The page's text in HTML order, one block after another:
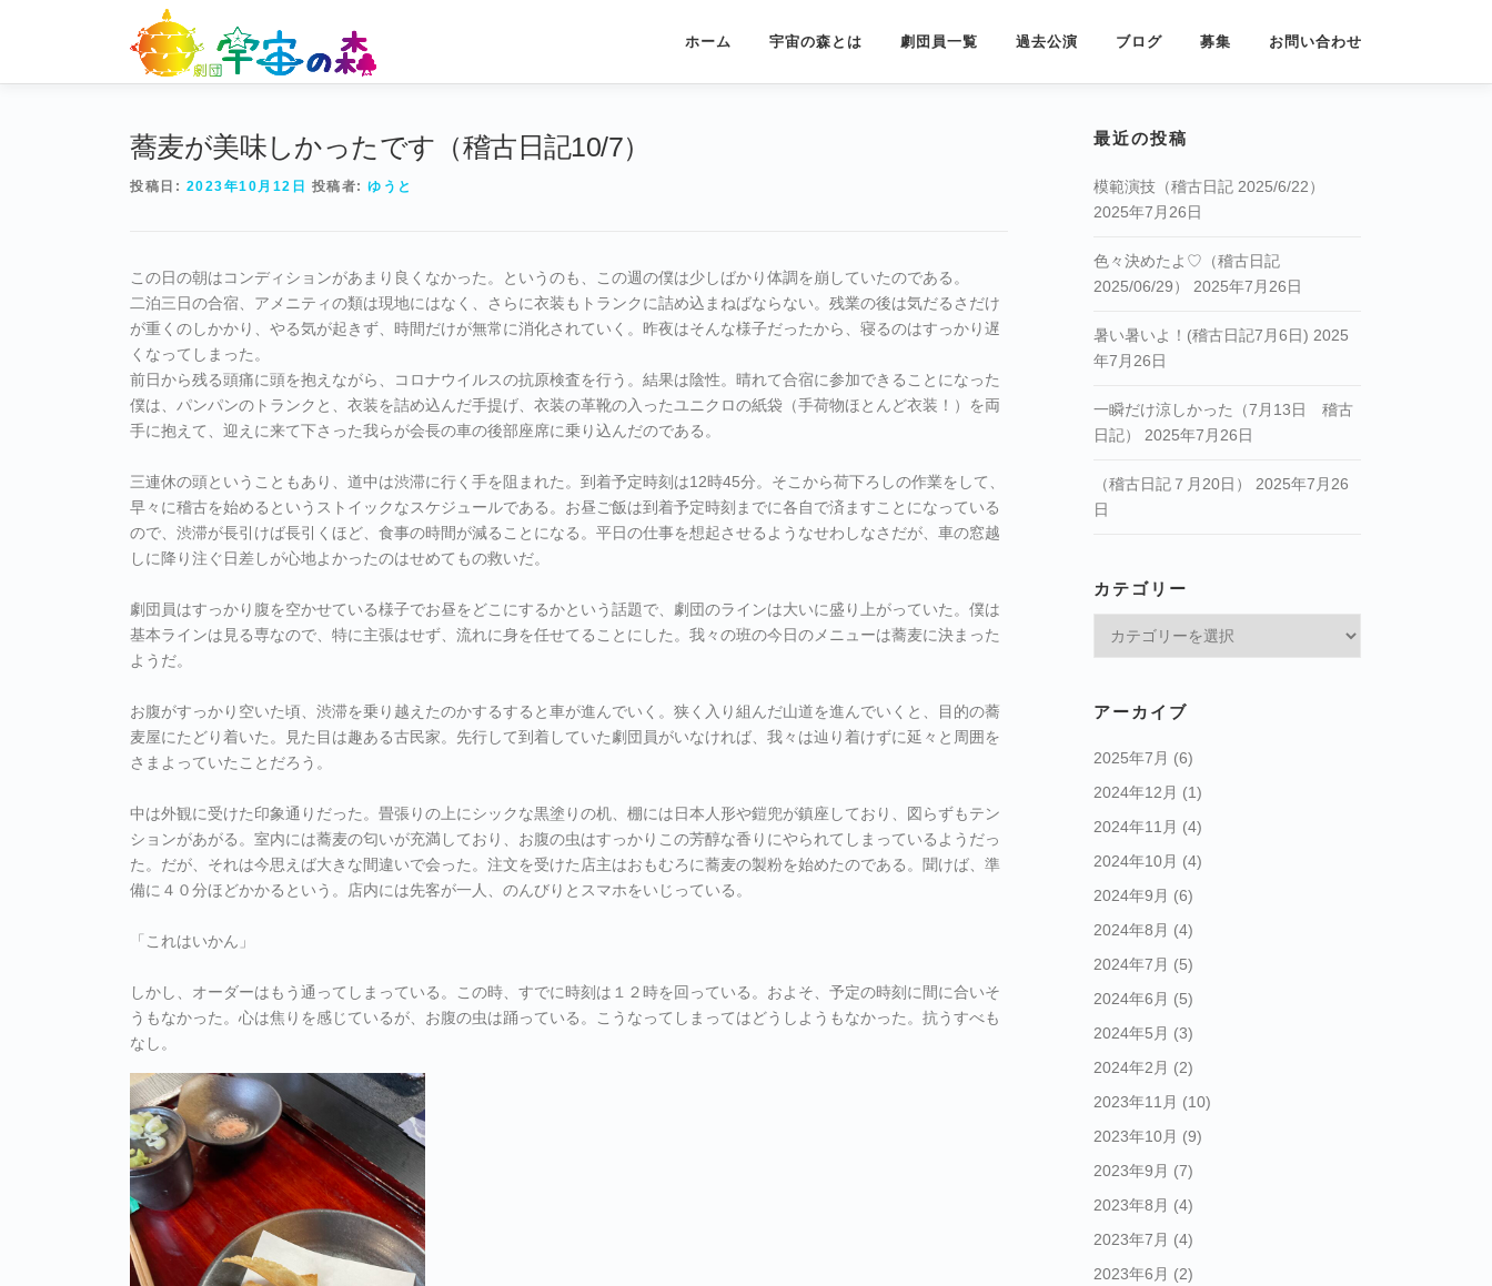
ン
ホーム 宇宙の森とは 劇団員一覧 過去公演 ブログ 募集 お問い合わせ
蕎麦が美味しかったです（稽古日記10/7）
投稿日: 2023年10月12日 投稿者: ゆうと
この日の朝はコンディションがあまり良くなかった。というのも、この週の僕は少しばかり体調を崩していたのである。
二泊三日の合宿、アメニティの類は現地にはなく、さらに衣装もトランクに詰め込まねばならない。残業の後は気だるさだけ
が重くのしかかり、やる気が起きず、時間だけが無常に消化されていく。昨夜はそんな様子だったから、寝るのはすっかり遅
くなってしまった。
前日から残る頭痛に頭を抱えながら、コロナウイルスの抗原検査を行う。結果は陰性。晴れて合宿に参加できることになった
僕は、パンパンのトランクと、衣装を詰め込んだ手提げ、衣装の革靴の入ったユニクロの紙袋（手荷物ほとんど衣装！）を両
手に抱えて、迎えに来て下さった我らが会長の車の後部座席に乗り込んだのである。
三連休の頭ということもあり、道中は渋滞に行く手を阻まれた。到着予定時刻は12時45分。そこから荷下ろしの作業をして、
早々に稽古を始めるというストイックなスケジュールである。お昼ご飯は到着予定時刻までに各自で済ますことになっている
ので、渋滞が長引けば長引くほど、食事の時間が減ることになる。平日の仕事を想起させるようなせわしなさだが、車の窓越
しに降り注ぐ日差しが心地よかったのはせめてもの救いだ。
劇団員はすっかり腹を空かせている様子でお昼をどこにするかという話題で、劇団のラインは大いに盛り上がっていた。僕は
基本ラインは見る専なので、特に主張はせず、流れに身を任せてることにした。我々の班の今日のメニューは蕎麦に決まった
ようだ。
お腹がすっかり空いた頃、渋滞を乗り越えたのかするすると車が進んでいく。狭く入り組んだ山道を進んでいくと、目的の蕎
麦屋にたどり着いた。見た目は趣ある古民家。先行して到着していた劇団員がいなければ、我々は辿り着けずに延々と周囲を
さまよっていたことだろう。
中は外観に受けた印象通りだった。畳張りの上にシックな黒塗りの机、棚には日本人形や鎧兜が鎮座しており、図らずもテン
ションがあがる。室内には蕎麦の匂いが充満しており、お腹の虫はすっかりこの芳醇な香りにやられてしまっているようだっ
た。だが、それは今思えば大きな間違いで会った。注文を受けた店主はおもむろに蕎麦の製粉を始めたのである。聞けば、準
備に４０分ほどかかるという。店内には先客が一人、のんびりとスマホをいじっている。
「これはいかん」
しかし、オーダーはもう通ってしまっている。この時、すでに時刻は１２時を回っている。およそ、予定の時刻に間に合いそ
うもなかった。心は焦りを感じているが、お腹の虫は踊っている。こうなってしまってはどうしようもなかった。抗うすべも
なし。
最近の投稿
模範演技（稽古日記 2025/6/22）
2025年7月26日
色々決めたよ♡（稽古日記
2025/06/29）
2025年7月26日
暑い暑いよ！(稽古日記7月6日) 2025
年7月26日
一瞬だけ涼しかった（7月13日 稽古
日記）
2025年7月26日
（稽古日記７月20日）
2025年7月26
日
カテゴリー
アーカイブ
2025年7月 (6)
2024年12月 (1)
2024年11月 (4)
2024年10月 (4)
2024年9月 (6)
2024年8月 (4)
2024年7月 (5)
2024年6月 (5)
2024年5月 (3)
2024年2月 (2)
2023年11月 (10)
2023年10月 (9)
2023年9月 (7)
2023年8月 (4)
2023年7月 (4)
2023年6月 (2)